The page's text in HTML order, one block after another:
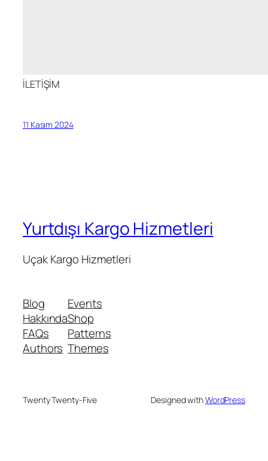
İLETİŞİM
11 Kasım 2024
Yurtdışı Kargo Hizmetleri
Uçak Kargo Hizmetleri
Blog
Hakkında
FAQs
Authors
Events
Shop
Patterns
Themes
Twenty Twenty-Five Designed withWordPress